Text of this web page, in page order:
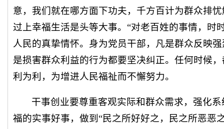
意，我们就在哪方面下功夫，千方百计为群众排
过上幸福生活是头等大事。“对老百姓的事情，时
人民的真挚情怀。身为党员干部，凡是群众反映
是损害群众利益的行为都要坚决纠正。任何时候
利为利，为增进人民福祉而不懈努力。
干事创业要尊重客观实际和群众需求，强化
福的实事好事，做到“民之所好好之，民之所恶恶